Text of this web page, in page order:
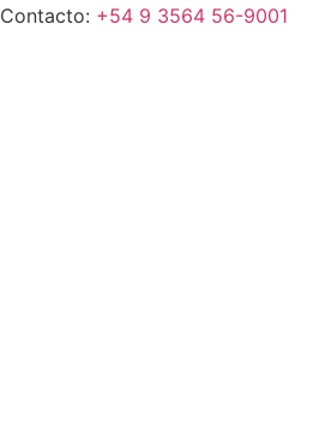
Contacto: +54 9 3564 56-9001